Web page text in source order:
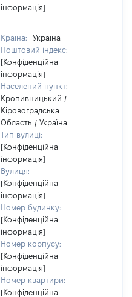
інформація]
Країна:
Україна
Поштовий індекс:
[Конфіденційна
інформація]
Населений пункт:
Кропивницький /
Кіровоградська
Область / Україна
Тип вулиці:
[Конфіденційна
інформація]
Вулиця:
[Конфіденційна
інформація]
Номер будинку:
[Конфіденційна
інформація]
Номер корпусу:
[Конфіденційна
інформація]
Номер квартири:
[Конфіденційна